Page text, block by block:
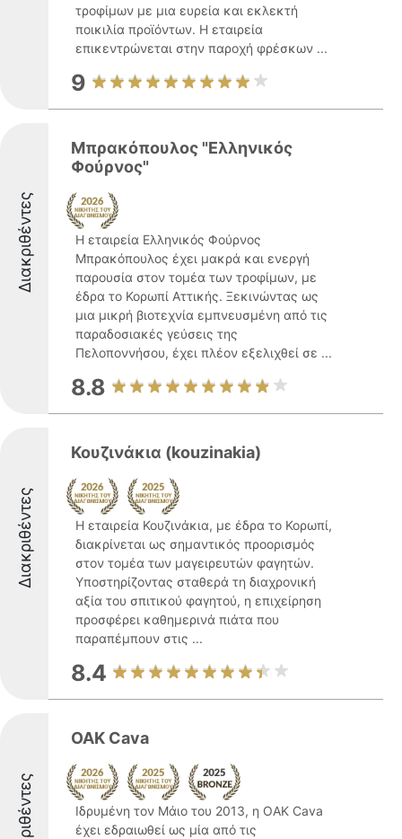
τροφίμων με μια ευρεία και εκλεκτή
ποικιλία προϊόντων. Η εταιρεία
επικεντρώνεται στην παροχή φρέσκων ...
9
Διακριθέντες
Μπρακόπουλος "Ελληνικός
Φούρνος"
Η εταιρεία Ελληνικός Φούρνος
Μπρακόπουλος έχει μακρά και ενεργή
παρουσία στον τομέα των τροφίμων, με
έδρα το Κορωπί Αττικής. Ξεκινώντας ως
μια μικρή βιοτεχνία εμπνευσμένη από τις
παραδοσιακές γεύσεις της
Πελοποννήσου, έχει πλέον εξελιχθεί σε ...
8.8
Διακριθέντες
Κουζινάκια (kouzinakia)
Η εταιρεία Κουζινάκια, με έδρα το Κορωπί,
διακρίνεται ως σημαντικός προορισμός
στον τομέα των μαγειρευτών φαγητών.
Υποστηρίζοντας σταθερά τη διαχρονική
αξία του σπιτικού φαγητού, η επιχείρηση
προσφέρει καθημερινά πιάτα που
παραπέμπουν στις ...
8.4
OAK Cava
Ιδρυμένη τον Μάιο του 2013, η OAK Cava
έχει εδραιωθεί ως μία από τις